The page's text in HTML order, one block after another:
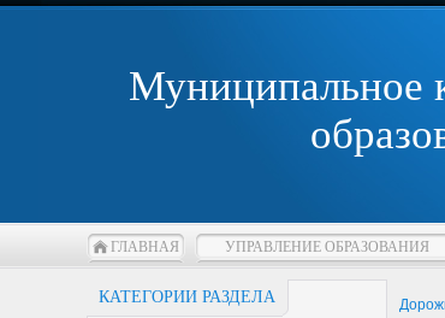
Муниципальное
ГЛАВНАЯ УПРАВЛЕНИЕ ОБРАЗОВАНИЯ
КАТЕГОРИИ РАЗДЕЛА